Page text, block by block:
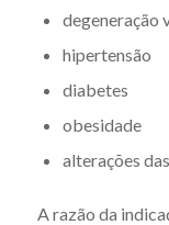
degeneração
hipertensão
diabetes
obesidade
alterações
A razão da